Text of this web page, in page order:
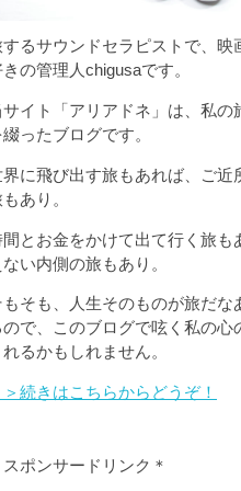
するサウンドセラピストで、映
の管理人chigusaです。
サイト「アリアドネ」は、私の
ったブログです。
界に飛び出す旅もあれば、ご近
あり。
間とお金をかけて出て行く旅も
い内側の旅もあり。
もそも、人生そのものが旅だな
ので、このブログで呟く私の心
るかもしれません。
＞続きはこちらからどうぞ！
スポンサードリンク＊